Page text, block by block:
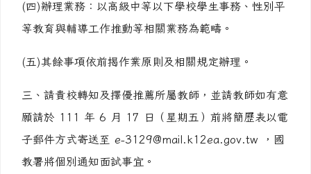
(四)辦理業務：以高級中等以下學校學生事務、性別平
等教育與輔導工作推動等相關業務為範疇。
(五)其餘事項依前揭作業原則及相關規定辦理。
三、請貴校轉知及擇優推薦所屬教師，並請教師如有意
願請於 111 年 6 月 17 日（星期五）前將簡歷表以電
子郵件方式寄送至 e-3129@mail.k12ea.gov.tw ，國
教署將個別通知面試事宜。